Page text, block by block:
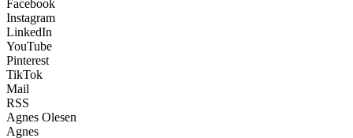
Facebook
Instagram
LinkedIn
YouTube
Pinterest
TikTok
Mail
RSS
Agnes Olesen
Agnes